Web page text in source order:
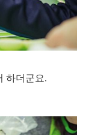
하더군요.